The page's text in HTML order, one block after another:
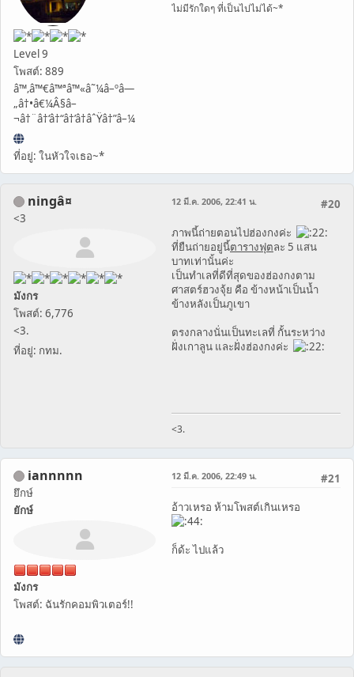
Level 9
โพสต์: 889
â™‚â™€â™ªâ™«â˜¼â–ºâ—
„â†•â€¼Â§â–
¬â†¨â†‘â†“â†’â†âˆŸâ†”â–¼
ที่อยู่: ในหัวใจเธอ~*
ไม่มีรักใดๆ ที่เป็นไปไม่ได้~*
ningâ¤
<3
มังกร
โพสต์: 6,776
<3.
ที่อยู่: กทม.
#20
12 มี.ค. 2006, 22:41 น.
ภาพนี้ถ่ายตอนไปฮ่องกงค่ะ
ที่ยืนถ่ายอยู่นี้ตารางฟุตละ 5 แสน
บาทเท่านั้นค่ะ
เป็นทำเลที่ดีที่สุดของฮ่องกงตาม
ศาสตร์ฮวงจุ้ย คือ ข้างหน้าเป็นน้ำ
ข้างหลังเป็นภูเขา
ตรงกลางนั่นเป็นทะเลที่ กั้นระหว่าง
ฝั่งเกาลูน และฝั่งฮ่องกงค่ะ
<3.
iannnnn
ยึกษ์
ยักษ์
มังกร
โพสต์: ฉันรักคอมพิวเตอร์!!
#21
12 มี.ค. 2006, 22:49 น.
อ้าวเหรอ ห้ามโพสต์เกินเหรอ
ก็ด้ะ ไปแล้ว